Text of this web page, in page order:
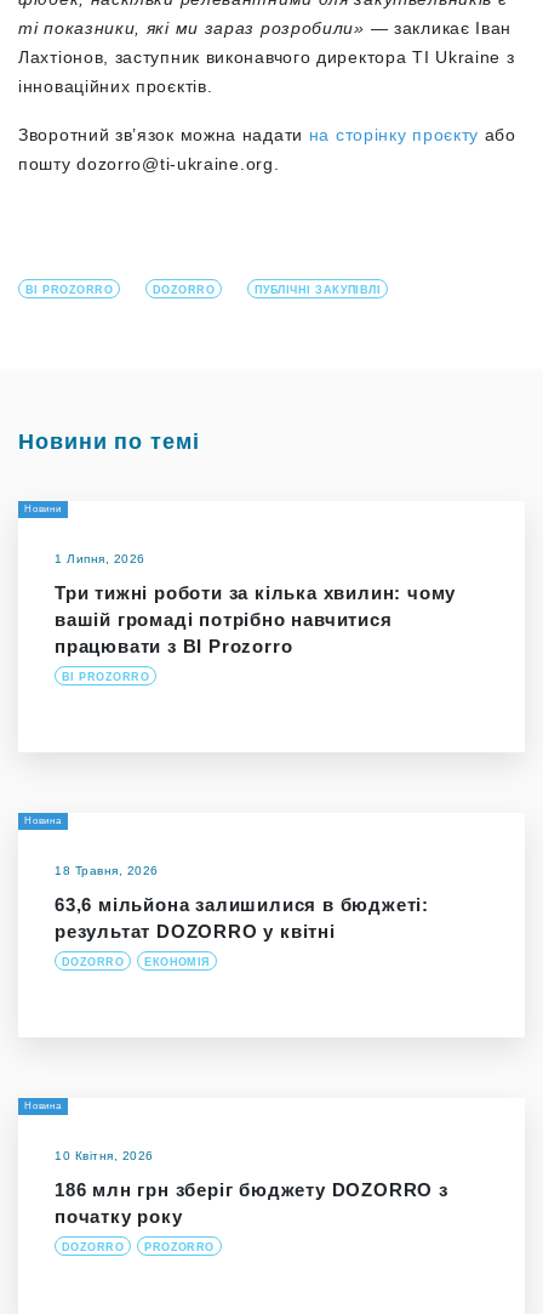
ті показники, які ми зараз розробили» — закликає Іван
Лахтіонов, заступник виконавчого директора TI Ukraine з
інноваційних проєктів.
Зворотний зв’язок можна надати на сторінку проєкту або
поштуdozorro@ti-ukraine.org.
BI PROZORRO DOZORRO ПУБЛІЧНІ ЗАКУПІВЛІ
Новини по темі
Новини
1 Липня, 2026
Три тижні роботи за кілька хвилин: чому
вашій громаді потрібно навчитися
працювати з BI Prozorro
BI PROZORRO
Новина
18 Травня, 2026
63,6 мільйона залишилися в бюджеті:
результат DOZORRO у квітні
DOZORRO ЕКОНОМІЯ
Новина
10 Квітня, 2026
186 млн грн зберіг бюджету DOZORRO з
початку року
DOZORRO PROZORRO